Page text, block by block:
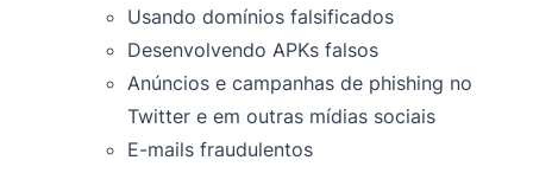
Usando domínios falsificados
Desenvolvendo APKs falsos
Anúncios e campanhas de phishing no
Twitter e em outras mídias sociais
E-mails fraudulentos